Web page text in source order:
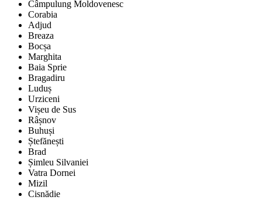
Câmpulung Moldovenesc
Corabia
Adjud
Breaza
Bocșa
Marghita
Baia Sprie
Bragadiru
Luduș
Urziceni
Vișeu de Sus
Râșnov
Buhuși
Ștefănești
Brad
Șimleu Silvaniei
Vatra Dornei
Mizil
Cisnădie